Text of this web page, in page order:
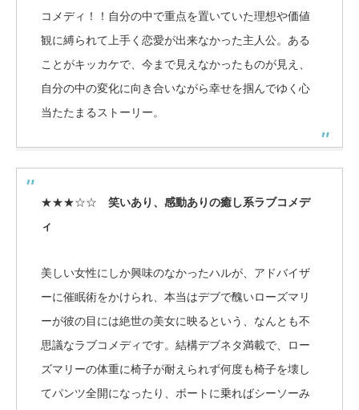
コメディ！！自分の中で重点を置いていた理想や価値
観に縛られて上手く恋愛が出来なかった主人公。ある
ことがキッカケで、今まで見えなかったものが見え、
自分の中の変化に向き合いながら幸せを掴んでゆく心
当たたまるストーリー。
★★★☆☆ 笑いあり、感動ありの癒し系ラブコメデ
ィ
美しい女性にしか興味のなかったハルが、アドバイザ
ーに催眠術をかけられ、本当はデブで醜いローズマリ
ーが彼の目には絶世の美女に映るという、なんとも不
思議なラブコメディです。結構デブネタ満載で、ロー
ズマリーの体重に椅子が耐えられず何度も椅子を壊し
てパンツ全開になったり、ボートに乗ればシーソーみ